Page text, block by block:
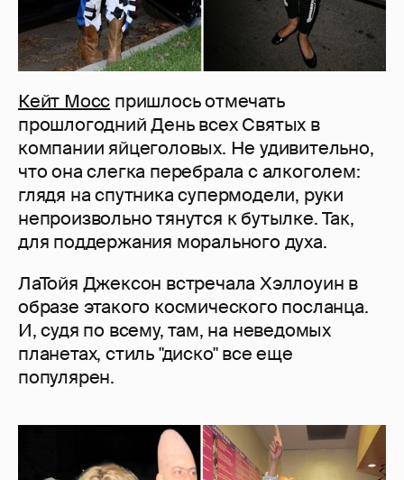
Кейт Мосс пришлось отмечать
прошлогодний День всех Святых в
компании яйцеголовых. Не удивительно,
что она слегка перебрала с алкоголем:
глядя на спутника супермодели, руки
непроизвольно тянутся к бутылке. Так,
для поддержания морального духа.
ЛаТойя Джексон встречала Хэллоуин в
образе этакого космического посланца.
И, судя по всему, там, на неведомых
планетах, стиль "диско" все еще
популярен.